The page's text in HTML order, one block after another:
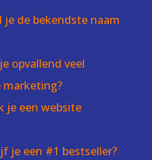
je de bekendste naam
opvallend veel
je een website
je een #1 bestseller?